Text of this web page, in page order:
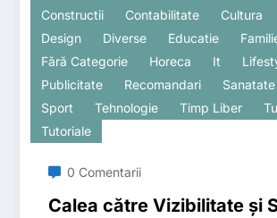
Constructii
Contabilitate Cultura
Design
Diverse Educatie
Fără Categorie
Horeca It
Publicitate
Recomandari Sanatate
Sport
Tehnologie Timp Liber
Tutoriale
0 Comentarii
Calea către Vizibilitate și